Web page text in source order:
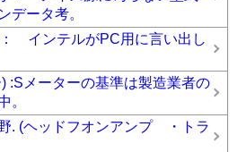
データ考。
インテルがPC用に言い出し
:Sメーターの基準は製造業者の
。
. (ヘッドフオンアンプ ・トラ